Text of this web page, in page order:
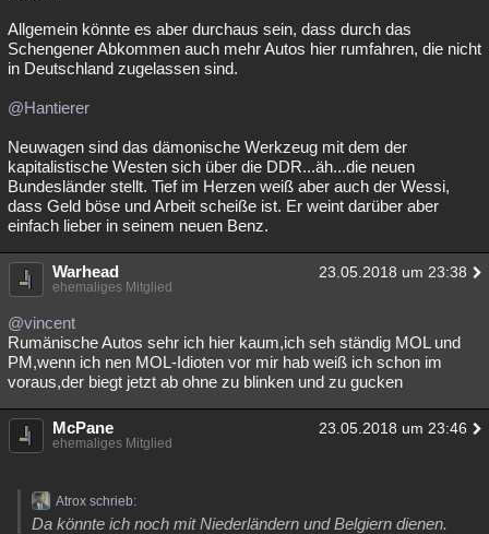
Allgemein könnte es aber durchaus sein, dass durch das
Schengener Abkommen auch mehr Autos hier rumfahren, die nicht
in Deutschland zugelassen sind.
@Hantierer
Neuwagen sind das dämonische Werkzeug mit dem der
kapitalistische Westen sich über die DDR...äh...die neuen
Bundesländer stellt. Tief im Herzen weiß aber auch der Wessi,
dass Geld böse und Arbeit scheiße ist. Er weint darüber aber
einfach lieber in seinem neuen Benz.
Warhead 23.05.2018 um 23:38
ehemaliges Mitglied
@vincent
Rumänische Autos sehr ich hier kaum,ich seh ständig MOL und
PM,wenn ich nen MOL-Idioten vor mir hab weiß ich schon im
voraus,der biegt jetzt ab ohne zu blinken und zu gucken
McPane 23.05.2018 um 23:46
ehemaliges Mitglied
Atrox schrieb:
Da könnte ich noch mit Niederländern und Belgiern dienen.